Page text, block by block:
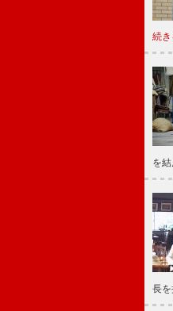
続
を
長